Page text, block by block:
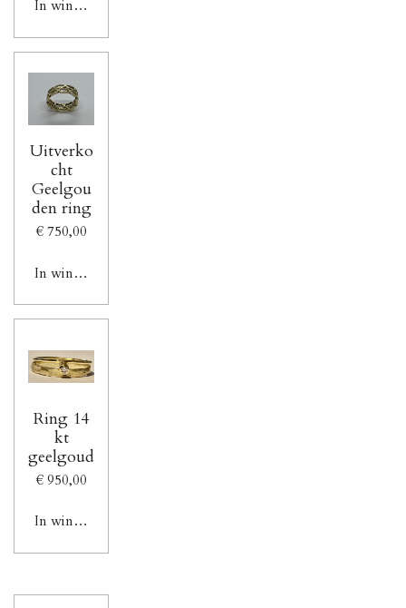
In winkelwagen
Uitverko
cht
Geelgou
den ring
€ 750,00
In winkelwagen
Ring 14
kt
geelgoud
€ 950,00
In winkelwagen